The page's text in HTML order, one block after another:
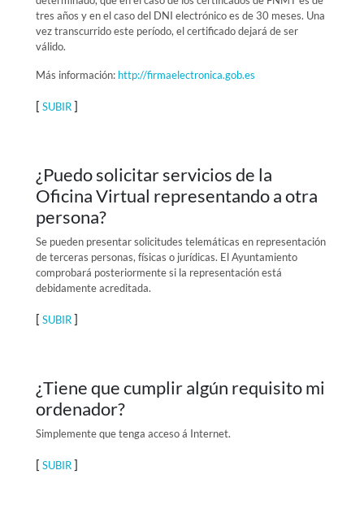
tres años y en el caso del DNI electrónico es de 30 meses. Una
vez transcurrido este período, el certificado dejará de ser
válido.
Más información: http://firmaelectronica.gob.es
[ SUBIR]
¿Puedo solicitar servicios de la
Oficina Virtual representando a otra
persona?
Se pueden presentar solicitudes telemáticas en representación
de terceras personas, físicas o jurídicas. El Ayuntamiento
comprobará posteriormente si la representación está
debidamente acreditada.
[ SUBIR]
¿Tiene que cumplir algún requisito mi
ordenador?
Simplemente que tenga acceso á Internet.
[ SUBIR]